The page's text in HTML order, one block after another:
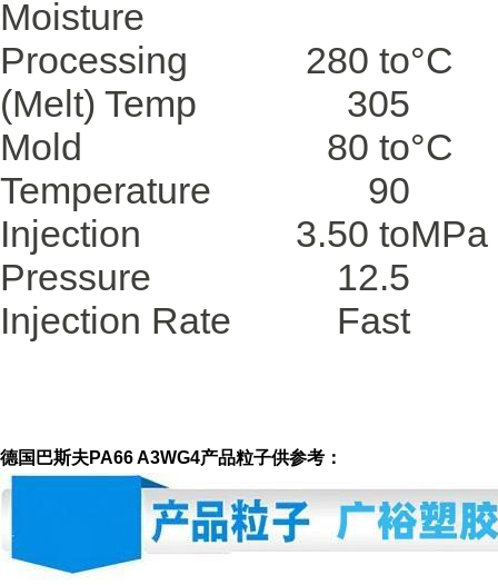
Moisture
Processing
(Melt) Temp
280 to
305
°C
Mold
Temperature
80 to
90
°C
Injection
Pressure
3.50 to
12.5
MPa
Injection Rate Fast
德国巴斯夫PA66 A3WG4产品粒子供参考：